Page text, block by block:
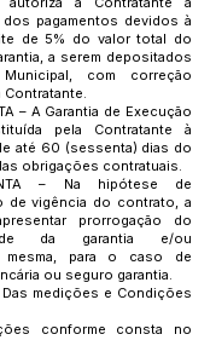
pagamentos devidos à
de 5% do valor total do
a serem depositados
com correção
Contratante.
– A Garantia de Execução
pela Contratante à
até 60 (sessenta) dias do
obrigações contratuais.
– Na hipótese de
de vigência do contrato, a
prorrogação do
da garantia e/ou
mesma, para o caso de
ou seguro garantia.
Das medições e Condições
conforme consta no